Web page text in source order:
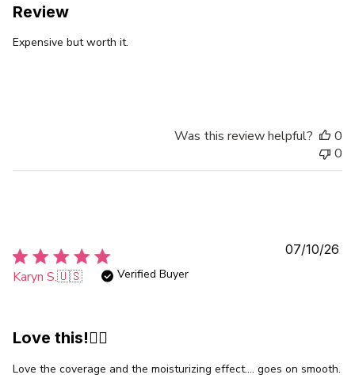
Review
Expensive but worth it.
Was this review helpful?
0
0
Karyn S.🇺🇸 Verified Buyer
Love this!👍🏼
Love the coverage and the moisturizing effect…. goes on smooth.
07/10/26